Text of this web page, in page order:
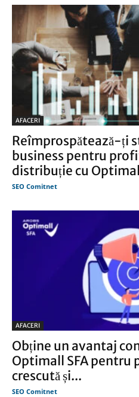
AFACERI
Reîmprospătează-ți
business pentru
distribuție cu
SEO Comitnet
AFACERI
Obține un avantaj
Optimall SFA
crescută și...
SEO Comitnet